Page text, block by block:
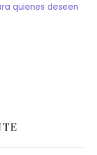
quienes deseen